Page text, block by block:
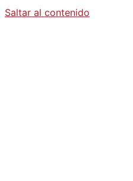
Saltar al contenido